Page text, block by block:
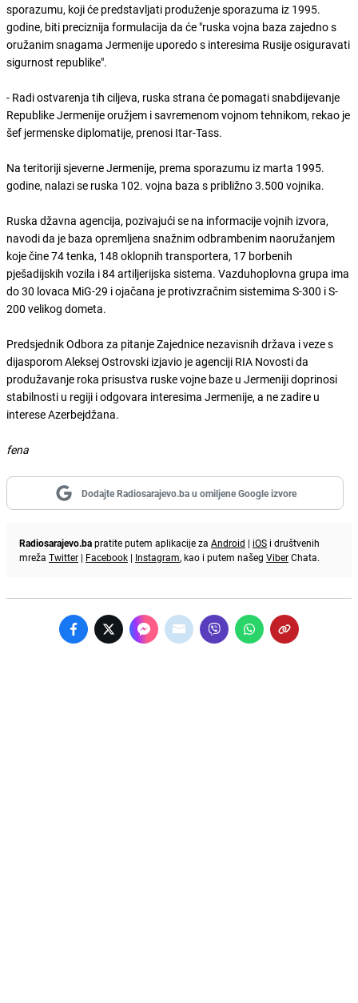
sporazumu, koji će predstavljati produženje sporazuma iz 1995.
godine, biti preciznija formulacija da će "ruska vojna baza zajedno s
oružanim snagama Jermenije uporedo s interesima Rusije osiguravati
sigurnost republike".
- Radi ostvarenja tih ciljeva, ruska strana će pomagati snabdijevanje
Republike Jermenije oružjem i savremenom vojnom tehnikom, rekao je
šef jermenske diplomatije, prenosi Itar-Tass.
Na teritoriji sjeverne Jermenije, prema sporazumu iz marta 1995.
godine, nalazi se ruska 102. vojna baza s približno 3.500 vojnika.
Ruska džavna agencija, pozivajući se na informacije vojnih izvora,
navodi da je baza opremljena snažnim odbrambenim naoružanjem
koje čine 74 tenka, 148 oklopnih transportera, 17 borbenih
pješadijskih vozila i 84 artiljerijska sistema. Vazduhoplovna grupa ima
do 30 lovaca MiG-29 i ojačana je protivzračnim sistemima S-300 i S-
200 velikog dometa.
Predsjednik Odbora za pitanje Zajednice nezavisnih država i veze s
dijasporom Aleksej Ostrovski izjavio je agenciji RIA Novosti da
produžavanje roka prisustva ruske vojne baze u Jermeniji doprinosi
stabilnosti u regiji i odgovara interesima Jermenije, a ne zadire u
interese Azerbejdžana.
fena
Dodajte Radiosarajevo.ba u omiljene Google izvore
Radiosarajevo.bapratite putem aplikacije za Android | iOS i društvenih
mreža Twitter | Facebook | Instagram, kao i putem našeg ViberChata.